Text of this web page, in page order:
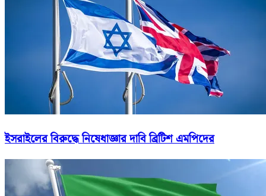
ইসরাইলের বিরুদ্ধে নিষেধাজ্ঞার দাবি ব্রিটিশ এমপিদের